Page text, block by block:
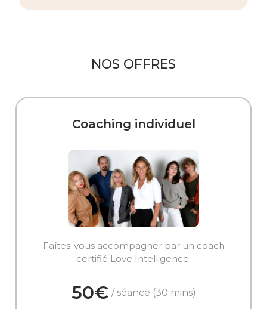
NOS OFFRES
Coaching individuel
Faîtes-vous accompagner par un coach
certifié Love Intelligence.
50€ / séance (30 mins)